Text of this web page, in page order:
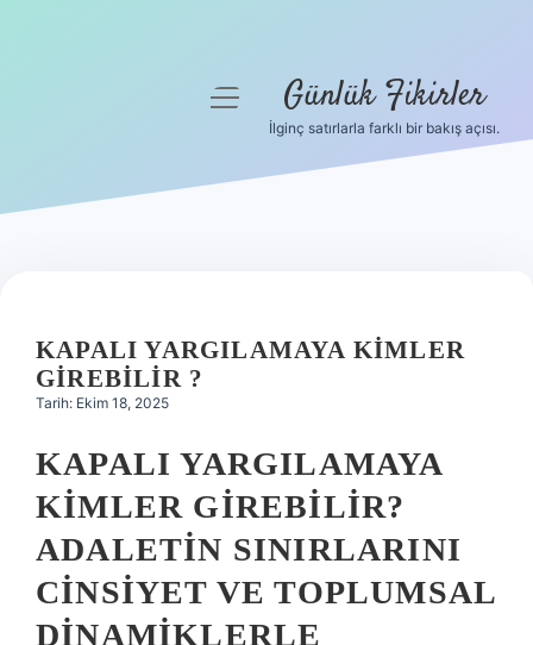
Hakkımızda
menüyü Günlük Fikirler
İlginç satırlarla farklı bir bakış açısı.
KAPALI YARGILAMAYA KIMLER
GIREBILIR ?
Tarih: Ekim 18, 2025
KAPALI YARGILAMAYA
KIMLER GIREBILIR?
ADALETIN SINIRLARINI
CINSIYET VE TOPLUMSAL
DINAMIKLERLE